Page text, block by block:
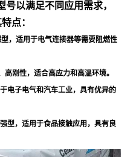
以满足不同应用需求，
点：
，适用于电气连接器等需要阻燃性
高刚性，适合高应力和高温环境。
电子电气和汽车工业，具有优异的
型，适用于食品接触应用，具有良